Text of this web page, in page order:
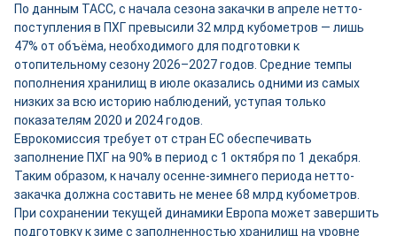
По данным ТАСС, с начала сезона закачки в апреле нетто-
поступления в ПХГ превысили 32 млрд кубометров — лишь
47% от объёма, необходимого для подготовки к
отопительному сезону 2026–2027 годов. Средние темпы
пополнения хранилищ в июле оказались одними из самых
низких за всю историю наблюдений, уступая только
показателям 2020 и 2024 годов.
Еврокомиссия требует от стран ЕС обеспечивать
заполнение ПХГ на 90% в период с 1 октября по 1 декабря.
Таким образом, к началу осенне-зимнего периода нетто-
закачка должна составить не менее 68 млрд кубометров.
При сохранении текущей динамики Европа может завершить
подготовку к зиме с заполненностью хранилищ на уровне